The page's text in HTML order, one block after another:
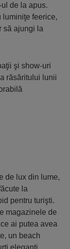
de la apus.
luminiţe feerice,
să ajungi la
şi show-uri
răsăritului lunii
de lux din lume,
la
pentru turişti.
magazinele de
ai putea avea
un beach
eleganţi.